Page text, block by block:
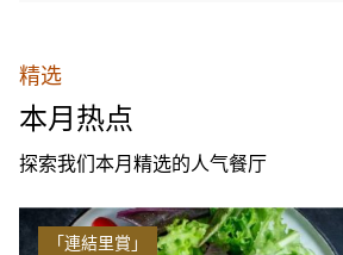
精选
本月热点
探索我们本月精选的人气餐厅
「連結里賞」